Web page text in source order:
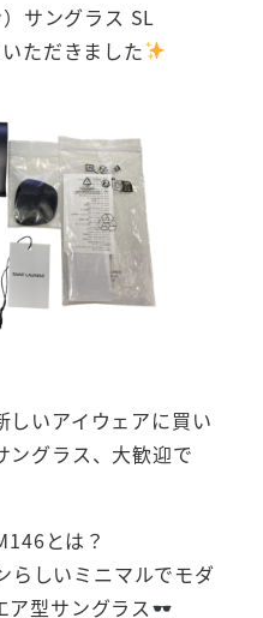
サングラス SL
ただきました
しいアイウェアに買い
ングラス、大歓迎で
とは？
らしいミニマルでモダ
ア型サングラス